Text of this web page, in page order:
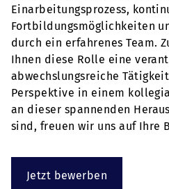
Einarbeitungsprozess,
Fortbildungsmöglichkeiten
durch ein erfahrenes Team.
Ihnen diese Rolle eine
abwechslungsreiche
Perspektive in einem
an dieser spannenden
sind, freuen wir uns auf Ihre
Jetzt bewerben